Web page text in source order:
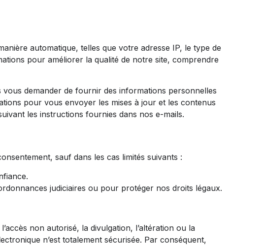
automatique, telles que votre adresse IP, le type de
pour améliorer la qualité de notre site, comprendre
demander de fournir des informations personnelles
pour vous envoyer les mises à jour et les contenus
les instructions fournies dans nos e-mails.
sauf dans les cas limités suivants :
judiciaires ou pour protéger nos droits légaux.
non autorisé, la divulgation, l’altération ou la
n’est totalement sécurisée. Par conséquent,